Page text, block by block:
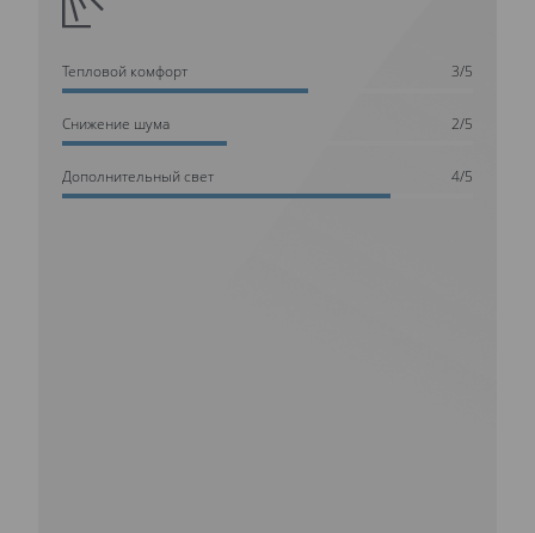
Тепловой комфорт 3/5
Cнижение шума 2/5
Дополнительный свет 4/5